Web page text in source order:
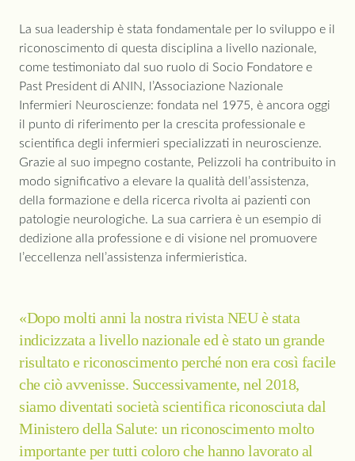
La sua leadership è stata fondamentale per lo sviluppo e il
riconoscimento di questa disciplina a livello nazionale,
come testimoniato dal suo ruolo di Socio Fondatore e
Past President di ANIN, l’Associazione Nazionale
Infermieri Neuroscienze: fondata nel 1975, è ancora oggi
il punto di riferimento per la crescita professionale e
scientifica degli infermieri specializzati in neuroscienze.
Grazie al suo impegno costante, Pelizzoli ha contribuito in
modo significativo a elevare la qualità dell’assistenza,
della formazione e della ricerca rivolta ai pazienti con
patologie neurologiche. La sua carriera è un esempio di
dedizione alla professione e di visione nel promuovere
l’eccellenza nell’assistenza infermieristica.
«Dopo molti anni la nostra rivista NEU è stata
indicizzata a livello nazionale ed è stato un grande
risultato e riconoscimento perché non era così facile
che ciò avvenisse. Successivamente, nel 2018,
siamo diventati società scientifica riconosciuta dal
Ministero della Salute: un riconoscimento molto
importante per tutti coloro che hanno lavorato al